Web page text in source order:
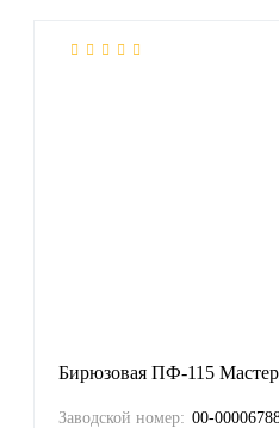
Бирюзовая ПФ-115 Мастер
Заводской номер: 00-